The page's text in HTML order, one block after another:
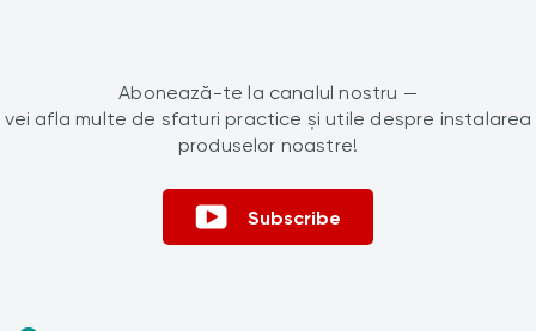
Abonează-te la canalul nostru —
vei afla multe de sfaturi practice și utile despre instalarea
produselor noastre!
Subscribe